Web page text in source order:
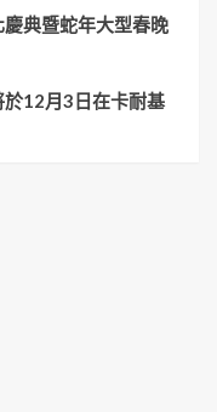
慶典暨蛇年大型春晚
於12月3日在卡耐基